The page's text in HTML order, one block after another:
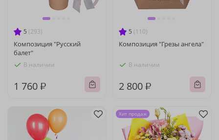
5 (293)
Композиция "Русский
балет"
В наличии
1 760 ₽
5 (110)
Композиция "Грезы ангела"
В наличии
2 800 ₽
Хит продаж